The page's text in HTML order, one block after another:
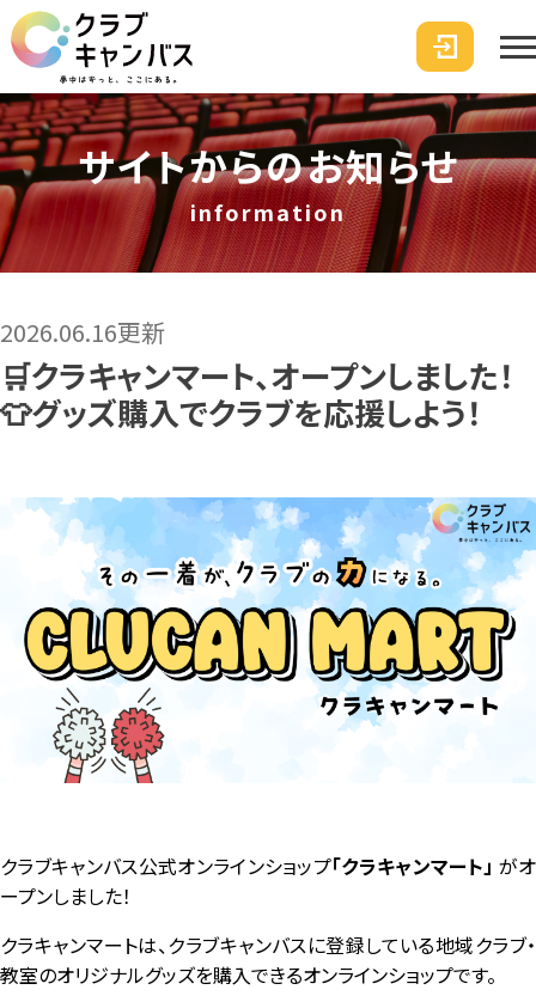
サイトからのお知らせ
information
2026.06.16更新
🛒クラキャンマート、オープンしました！
👕グッズ購入でクラブを応援しよう！
クラブキャンバス公式オンラインショップ「クラキャンマート」 がオ
ープンしました！
クラキャンマートは、クラブキャンバスに登録している地域クラブ・
教室のオリジナルグッズを購入できるオンラインショップです。